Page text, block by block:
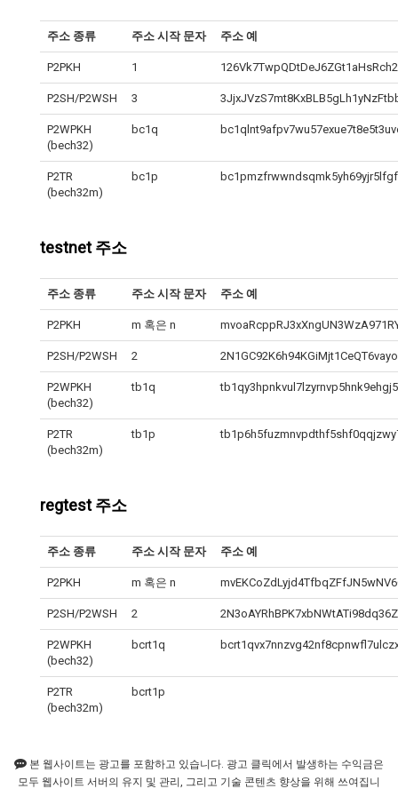
주소 종류 주소 시작 문자 주소 예
P2PKH 1
P2SH/P2WSH 3
P2WPKH
(bech32)
bc1q
P2TR
(bech32m)
bc1p
testnet 주소
주소 종류 주소 시작 문자 주소 예
P2PKH m 혹은 n
P2SH/P2WSH 2
P2WPKH
(bech32)
tb1q
P2TR
(bech32m)
tb1p
regtest 주소
주소 종류 주소 시작 문자 주소 예
P2PKH m 혹은 n
P2SH/P2WSH 2
P2WPKH
(bech32)
bcrt1q
P2TR
(bech32m)
bcrt1p
본 웹사이트는 광고를 포함하고 있습니다. 광고 클릭에서 발생하는 수익금은
모두 웹사이트 서버의 유지 및 관리, 그리고 기술 콘텐츠 향상을 위해 쓰여집니